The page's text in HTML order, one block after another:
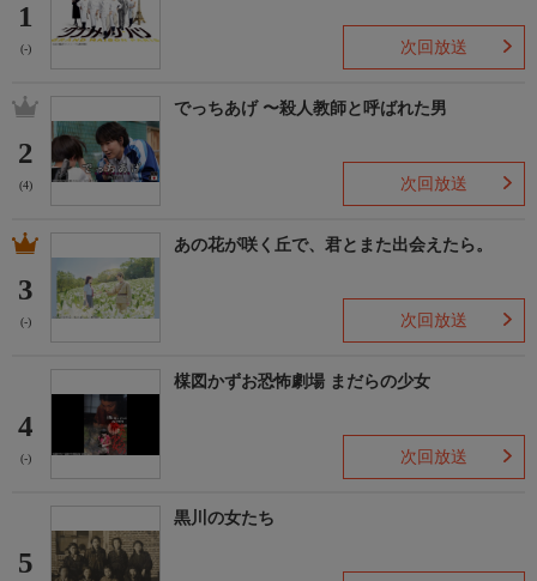
1
(-) 次回放送
2
(4)
でっちあげ 〜殺人教師と呼ばれた男
次回放送
3
(-)
あの花が咲く丘で、君とまた出会えたら。
次回放送
4
(-)
楳図かずお恐怖劇場 まだらの少女
次回放送
5
黒川の女たち